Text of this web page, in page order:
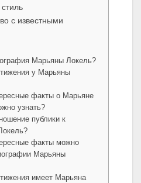
с известными
Марьяны Локель?
у Марьяны
факты о Марьяне
узнать?
публики к
факты можно
Марьяны
имеет Марьяна